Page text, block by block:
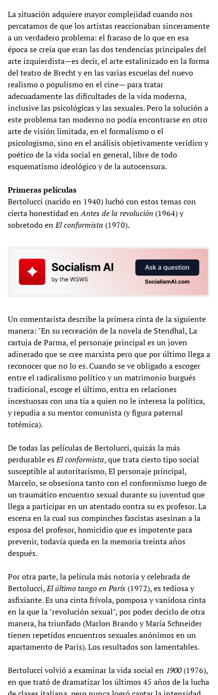
La situación adquiere mayor complejidad cuando nos
percatamos de que los artistas reaccionaban sinceramente
a un verdadero problema: el fracaso de lo que en esa
época se creía que eran las dos tendencias principales del
arte izquierdista—es decir, el arte estalinizado en la forma
del teatro de Brecht y en las varias escuelas del nuevo
realismo o populismo en el cine— para tratar
adecuadamente las dificultades de la vida moderna,
inclusive las psicológicas y las sexuales. Pero la solución a
este problema tan moderno no podía encontrarse en otro
arte de visión limitada, en el formalismo o el
psicologismo, sino en el análisis objetivamente verídico y
poético de la vida social en general, libre de todo
esquematismo ideológico y de la autocensura.
Primeras películas
Bertolucci (nacido en 1940) luchó con estos temas con
cierta honestidad enAntes de la revolución (1964) y
sobretodo enEl conformista (1970).
Un comentarista describe la primera cinta de la siguiente
manera: "En su recreación de la novela de Stendhal, La
cartuja de Parma, el personaje principal es un joven
adinerado que se cree marxista pero que por último llega a
reconocer que no lo es. Cuando se ve obligado a escoger
entre el radicalismo político y un matrimonio burgués
tradicional, escoge el último, entra en relaciones
incestuosas con una tía a quien no le interesa la política,
y repudia a su mentor comunista (y figura paternal
totémica).
De todas las películas de Bertolucci, quizás la más
perdurable esEl conformista, que trata cierto tipo social
susceptible al autoritarismo, El personaje principal,
Marcelo, se obsesiona tanto con el conformismo luego de
un traumático encuentro sexual durante su juventud que
llega a participar en un atentado contra su ex profesor. La
escena en la cual sus compinches fascistas asesinan a la
esposa del profesor, homicidio que es impotente para
prevenir, todavía queda en la memoria treinta años
después.
Por otra parte, la película más notoria y celebrada de
Bertolucci,El último tango en París (1972), es tediosa y
asfixiante. Es una cinta frívola, pomposa y vanidosa cinta
en la que la "revolución sexual", por poder decirlo de otra
manera, ha triunfado (Marlon Brando y María Schneider
tienen repetidos encuentros sexuales anónimos en un
apartamento de París). Los resultados son lamentables.
Bertolucci volvió a examinar la vida social en 1900(1976),
en que trató de dramatizar los últimos 45 años de la lucha